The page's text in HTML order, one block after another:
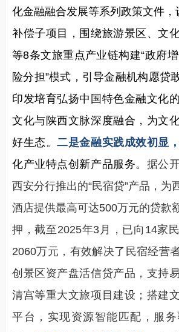
化金融融合发展等系列政策文件，
补偿子项目，围绕旅游景区、文
等8条文旅重点产业链构建“政府
险分担”模式，引导金融机构愿贷
印发培育弘扬中国特色金融文化
文化与陕西文脉深度融合，为文
好生态。二是金融实践成效初显，
化产业特点创新产品服务。 据公
西安分行推出的“民宿贷”产品，为
酒店提供最高可达500万元的贷款
押，截至2025年3月，已向14家
2060万元，有效解决了民宿经营
创景区资产盘活信贷产品，支持
清宫等重大文旅项目建设；搭建
平台，实现资源智能匹配，服